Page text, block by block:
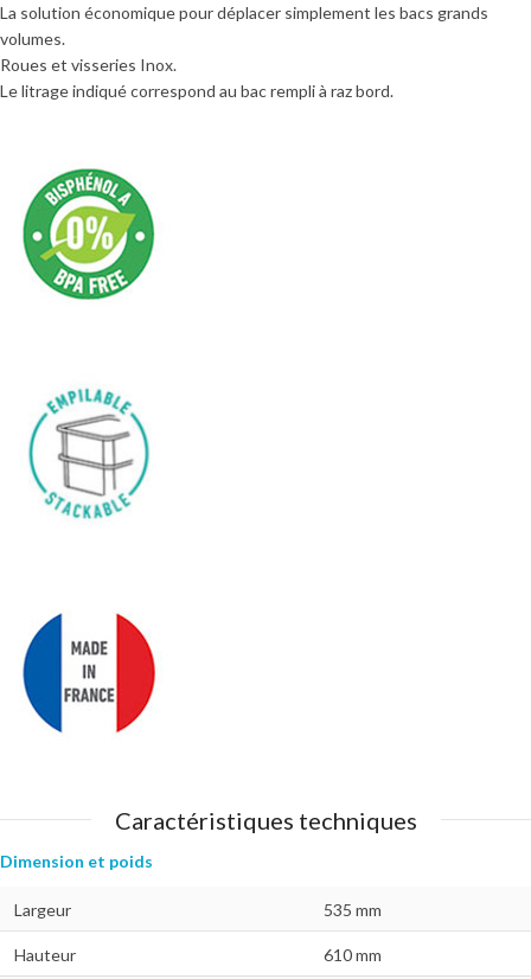
La solution économique pour déplacer simplement les bacs grands
volumes.
Roues et visseries Inox.
Le litrage indiqué correspond au bac rempli à raz bord.
Caractéristiques techniques
Dimension et poids
Largeur 535 mm
Hauteur 610 mm